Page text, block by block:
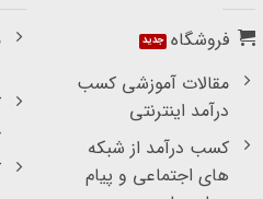
فروشگاه
مقالات آموزشی کسب
درآمد اینترنتی
کسب درآمد از شبکه
های اجتماعی و پیام